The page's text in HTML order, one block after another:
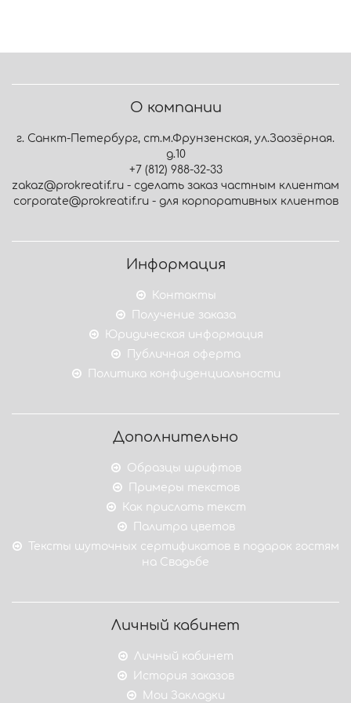
О компании
г. Санкт-Петербург, ст.м.Фрунзенская, ул.Заозёрная.
д.10
+7 (812) 988-32-33
zakaz@prokreatif.ru - сделать заказ частным клиентам
corporate@prokreatif.ru - для корпоративных клиентов
Информация
Контакты
Получение заказа
Юридическая информация
Публичная оферта
Политика конфиденциальности
Дополнительно
Образцы шрифтов
Примеры текстов
Как прислать текст
Палитра цветов
Тексты шуточных сертификатов в подарок гостям
на Свадьбе
Личный кабинет
Личный кабинет
История заказов
Мои Закладки